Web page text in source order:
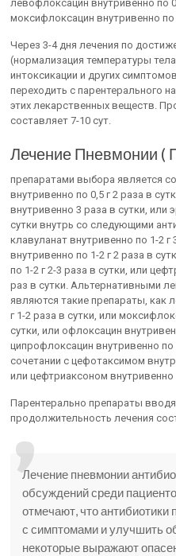
левофлоксацин внутривенно по
моксифлоксацин внутривенно по
Через 3-4 дня лечения по
(нормализация температуры
интоксикации и других
переходить с парентерального
этих лекарственных веществ.
составляет 7-10 сут.
Лечение Пневмонии (
препаратами выбора является
внутривенно по 0,5 г 2 раза в
внутривенно 3 раза в сутки, или
сутки внутрь со следующими
клавуланат внутривенно по 1-2
внутривенно по 1-2 г 2 раза в
по 1-2 г 2-3 раза в сутки, или
раз в сутки. Альтернативными
являются такие препараты, как
г 1-2 раза в сутки, или
сутки, или офлоксацин
ципрофлоксацин внутривенно по
сочетании с цефотаксимом
или цефтриаксоном внутривенно
Парентерально препараты
продолжительность лечения
Лечение пневмонии
обсуждений среди
отмечают, что антибиотики
с симптомами и улучшить
некоторые выражают